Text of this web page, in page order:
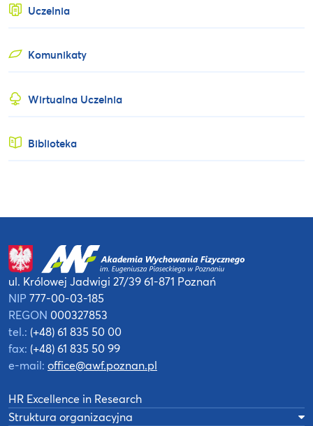
Uczelnia
Komunikaty
Wirtualna Uczelnia
Biblioteka
ul. Królowej Jadwigi 27/3961-871 Poznań
NIP 777-00-03-185
REGON 000327853
tel.: (+48) 61 835 50 00
fax: (+48) 61 835 50 99
e-mail: office@awf.poznan.pl
HR Excellence in Research
Struktura organizacyjna